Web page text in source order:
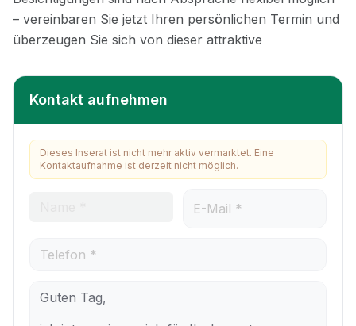
Kontakt aufnehmen
Dieses Inserat ist nicht mehr aktiv vermarktet. Eine
Kontaktaufnahme ist derzeit nicht möglich.